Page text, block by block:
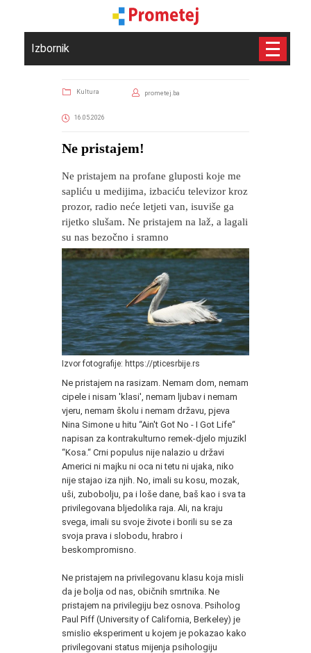
Izbornik
Kultura prometej.ba
16.05.2026
Ne pristajem!
Ne pristajem na profane gluposti koje me
sapliću u medijima, izbaciću televizor kroz
prozor, radio neće letjeti van, isuviše ga
rijetko slušam. Ne pristajem na laž, a lagali
su nas bezočno i sramno
Izvor fotografije: https://pticesrbije.rs
Ne pristajem na rasizam. Nemam dom, nemam
cipele i nisam 'klasi', nemam ljubav i nemam
vjeru, nemam školu i nemam državu, pjeva
Nina Simone u hitu “Ain't Got No - I Got Life“
napisan za kontrakulturno remek-djelo mjuzikl
“Kosa.“ Crni populus nije nalazio u državi
Americi ni majku ni oca ni tetu ni ujaka, niko
nije stajao iza njih. No, imali su kosu, mozak,
uši, zubobolju, pa i loše dane, baš kao i sva ta
privilegovana bljedolika raja. Ali, na kraju
svega, imali su svoje živote i borili su se za
svoja prava i slobodu, hrabro i
beskompromisno.
Ne pristajem na privilegovanu klasu koja misli
da je bolja od nas, običnih smrtnika. Ne
pristajem na privilegiju bez osnova. Psiholog
Paul Piff (University of California, Berkeley) je
smislio eksperiment u kojem je pokazao kako
privilegovani status mijenja psihologiju